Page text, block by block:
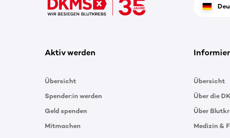
Aktiv werden
Übersicht
Spender:in werden
Geld spenden
Mitmachen
Übersicht
Über die
Über
Medizin &